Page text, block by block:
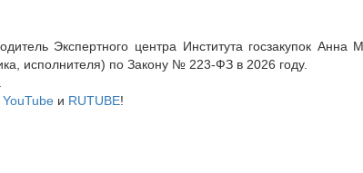
Экспертного центра Института госзакупок
исполнителя) по Закону № 223-ФЗ в 2026 году.
YouTube и RUTUBE!